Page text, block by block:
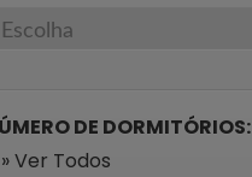
DE DORMITÓRIOS:
» Ver Todos